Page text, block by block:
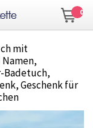
0
mit
Badetuch,
Geschenk für